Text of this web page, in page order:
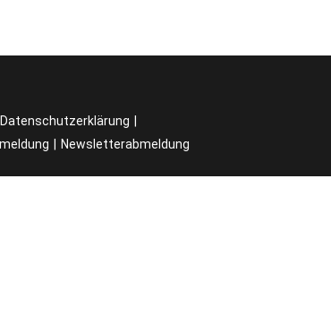
Datenschutzerklärung
Newsletterabmeldung